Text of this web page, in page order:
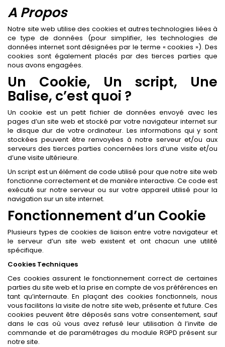
A Propos
Notre site web utilise des cookies et autres technologies liées à
ce type de données (pour simplifier, les technologies de
données internet sont désignées par le terme « cookies »). Des
cookies sont également placés par des tierces parties que
nous avons engagées.
Un Cookie, Un script, Une
Balise, c’est quoi ?
Un cookie est un petit fichier de données envoyé avec les
pages d’un site web et stocké par votre navigateur internet sur
le disque dur de votre ordinateur. Les informations qui y sont
stockées peuvent être renvoyées à notre serveur et/ou aux
serveurs des tierces parties concernées lors d’une visite et/ou
d’une visite ultérieure.
Un script est un élément de code utilisé pour que notre site web
fonctionne correctement et de manière interactive. Ce code est
exécuté sur notre serveur ou sur votre appareil utilisé pour la
navigation sur un site internet.
Fonctionnement d’un Cookie
Plusieurs types de cookies de liaison entre votre navigateur et
le serveur d’un site web existent et ont chacun une utilité
spécifique.
Cookies Techniques
Ces cookies assurent le fonctionnement correct de certaines
parties du site web et la prise en compte de vos préférences en
tant qu’internaute. En plaçant des cookies fonctionnels, nous
vous facilitons la visite de notre site web, présente et future. Ces
cookies peuvent être déposés sans votre consentement, sauf
dans le cas où vous avez refusé leur utilisation à l’invite de
commande et de paramétrages du module RGPD présent sur
notre site.